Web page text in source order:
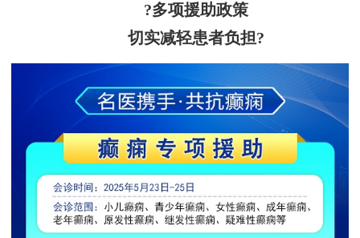
?多项援助政策
切实减轻患者负担?